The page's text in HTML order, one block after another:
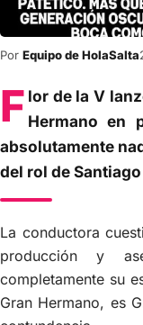
Por Equipo de HolaSalta
F lor de la V
Hermano en
absolutamente
del rol de
La conductora
producción y
completamente su
Gran Hermano, es